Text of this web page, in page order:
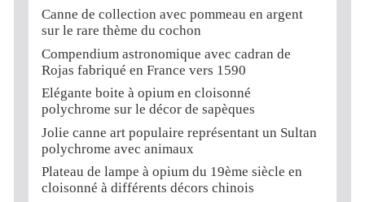
Canne de collection avec pommeau en argent
sur le rare thème du cochon
Compendium astronomique avec cadran de
Rojas fabriqué en France vers 1590
Elégante boite à opium en cloisonné
polychrome sur le décor de sapèques
Jolie canne art populaire représentant un Sultan
polychrome avec animaux
Plateau de lampe à opium du 19ème siècle en
cloisonné à différents décors chinois